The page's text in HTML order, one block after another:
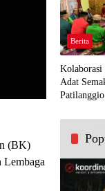
(BK)
Panua
Berita
Kolaborasi
Adat
Patilanggio